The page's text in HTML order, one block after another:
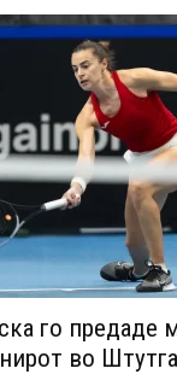
го предаде
во